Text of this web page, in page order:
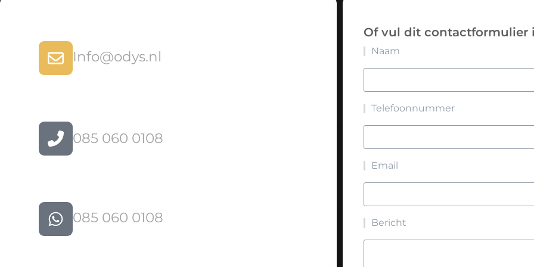
Info@odys.nl
085 060 0108
085 060 0108
Of vul dit contactformulier
Naam
Telefoonnummer
Email
Bericht